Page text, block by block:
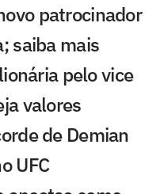
patrocinador
saiba mais
pelo vice
valores
de Demian
UFC